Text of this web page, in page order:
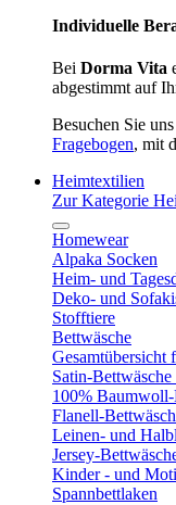
Individuelle
Bei Dorma Vita
abgestimmt auf
Besuchen Sie
Fragebogen, mit
Heimtextilien
Zur Kategorie
Homewear
Alpaka Socken
Heim- und
Deko- und
Stofftiere
Bettwäsche
Gesamtübersicht
Satin-
100%
Flanell-
Leinen- und
Jersey-
Kinder - und
Spannbettlaken